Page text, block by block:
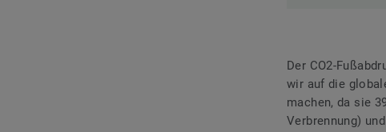
Der CO2-
wir auf die
machen, da sie
Verbrennung)